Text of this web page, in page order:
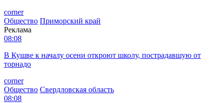
corner
Общество Приморский край
Реклама
08:08
В Кушве к началу осени откроют школу, пострадавшую от
торнадо
corner
Общество Свердловская область
08:08